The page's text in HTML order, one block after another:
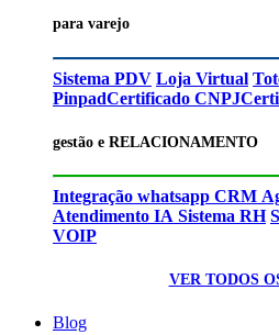
para varejo
Sistema PDV Loja Virtual
PinpadCertificado CNPJ
gestão e RELACIONAMENTO
Integração whatsapp CRM
Atendimento IA Sistema RH
VOIP
VER TODOS
Blog